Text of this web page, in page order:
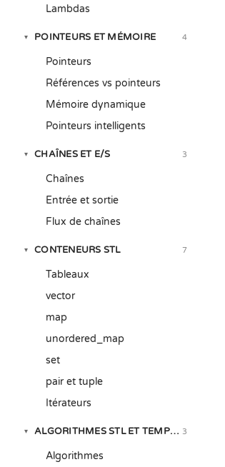
Lambdas
▾ POINTEURS ET MÉMOIRE 4
Pointeurs
Références vs pointeurs
Mémoire dynamique
Pointeurs intelligents
▾ CHAÎNES ET E/S 3
Chaînes
Entrée et sortie
Flux de chaînes
▾ CONTENEURS STL 7
Tableaux
vector
map
unordered_map
set
pair et tuple
Itérateurs
▾ ALGORITHMES STL ET TEMPLATES
3
Algorithmes